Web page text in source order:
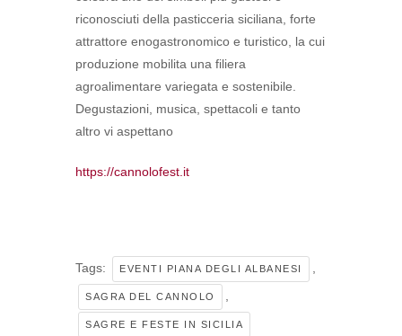
riconosciuti della pasticceria siciliana, forte
attrattore enogastronomico e turistico, la cui
produzione mobilita una filiera
agroalimentare variegata e sostenibile.
Degustazioni, musica, spettacoli e tanto
altro vi aspettano
https://cannolofest.it
Tags: EVENTI PIANA DEGLI ALBANESI
SAGRA DEL CANNOLO
SAGRE E FESTE IN SICILIA